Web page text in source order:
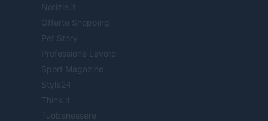
Notizie.it
Offerte Shopping
Pet Story
Professione Lavoro
Sport Magazine
Style24
Think.it
Tuobenessere